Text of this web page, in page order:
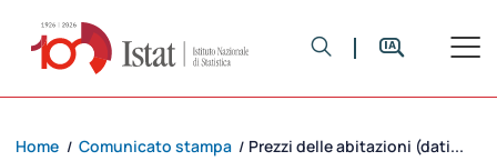
Home / Comunicato stampa / Prezzi delle abitazioni (dati...